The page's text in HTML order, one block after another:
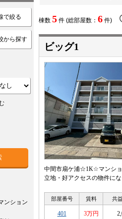
棟数 5 件 (総部屋数： 6 件)
ビッグ1
中間市扇ケ浦☆1K☆マンシ
立地・好アクセスの物件に
部屋番号 賃料 共
401 3万円
で絞る
から探す
ンション